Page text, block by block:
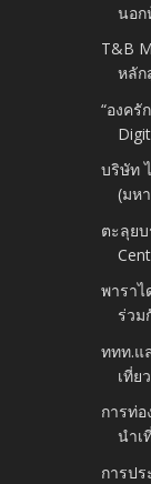
นอก
T&B
หลัก
“องครั
บริษัท
(มห
ตะลุย
พารา
ร่วม
ททท.แ
เที่ย
การท่
นำเ
การปร